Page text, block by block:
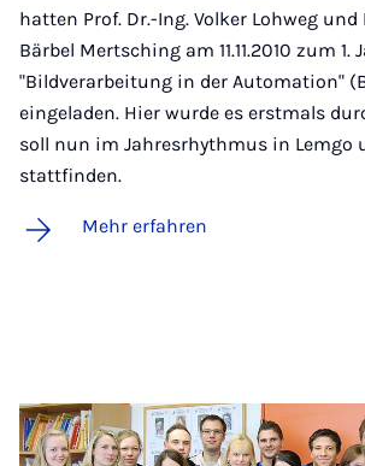
hatten Prof. Dr.-Ing. Volker Lohweg und
Bärbel Mertsching am 11.11.2010 zum
"Bildverarbeitung in der Automation"
eingeladen. Hier wurde es erstmals
soll nun im Jahresrhythmus in Lemgo
stattfinden.
Mehr erfahren